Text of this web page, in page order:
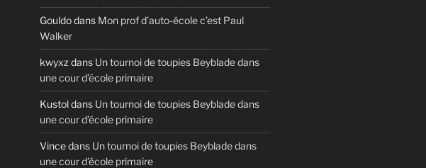
Gouldodans Mon prof d’auto-école c’est Paul
Walker
kwyxz dans Un tournoi de toupies Beyblade dans
une cour d’école primaire
Kustoldans Un tournoi de toupies Beyblade dans
une cour d’école primaire
Vincedans Un tournoi de toupies Beyblade dans
une cour d’école primaire